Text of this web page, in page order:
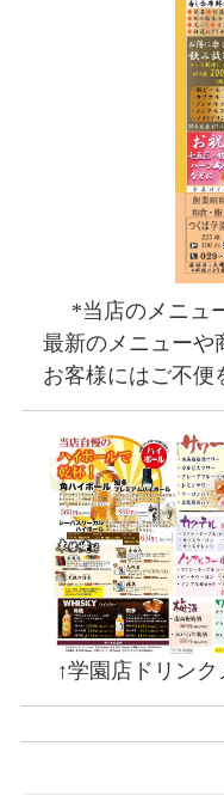
*当店のメニュ
最新のメニューや
お客様にはご不便
↑学園店ドリンク